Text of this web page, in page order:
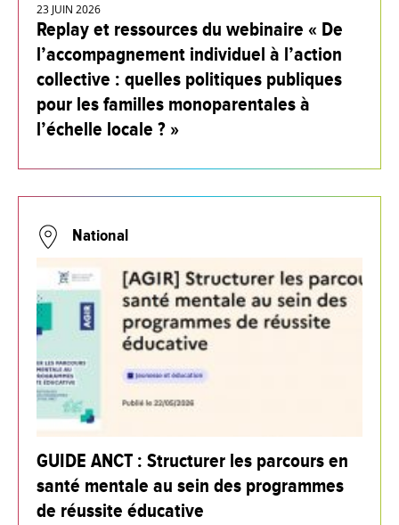
23 JUIN 2026
Replay et ressources du webinaire « De
l’accompagnement individuel à l’action
collective : quelles politiques publiques
pour les familles monoparentales à
l’échelle locale ? »
National
GUIDE ANCT : Structurer les parcours en
santé mentale au sein des programmes
de réussite éducative